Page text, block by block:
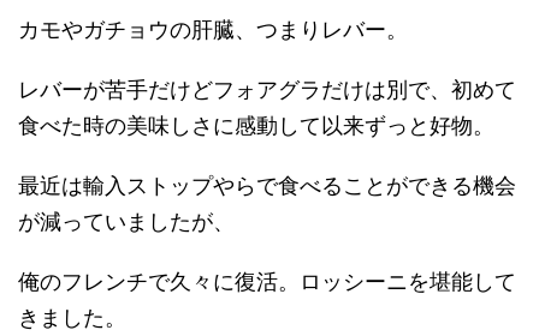
カモやガチョウの肝臓、つまりレバー。
レバーが苦手だけどフォアグラだけは別で、初めて
食べた時の美味しさに感動して以来ずっと好物。
最近は輸入ストップやらで食べることができる機会
が減っていましたが、
俺のフレンチで久々に復活。ロッシーニを堪能して
きました。